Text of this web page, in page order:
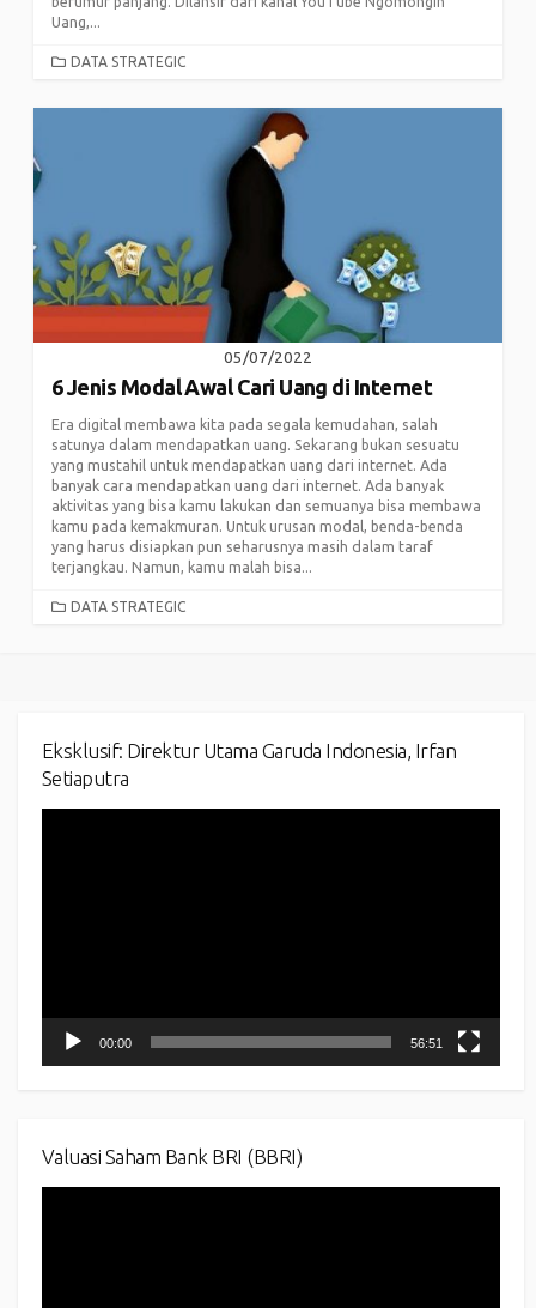
Uang,...
CATEGORIES
DATA STRATEGIC
05/07/2022
6 Jenis Modal Awal Cari Uang di Internet
Era digital membawa kita pada segala kemudahan, salah
satunya dalam mendapatkan uang. Sekarang bukan sesuatu
yang mustahil untuk mendapatkan uang dari internet. Ada
banyak cara mendapatkan uang dari internet. Ada banyak
aktivitas yang bisa kamu lakukan dan semuanya bisa membawa
kamu pada kemakmuran. Untuk urusan modal, benda-benda
yang harus disiapkan pun seharusnya masih dalam taraf
terjangkau. Namun, kamu malah bisa...
CATEGORIES
DATA STRATEGIC
Eksklusif: Direktur Utama Garuda Indonesia, Irfan
Setiaputra
00:00 56:51
Valuasi Saham Bank BRI (BBRI)